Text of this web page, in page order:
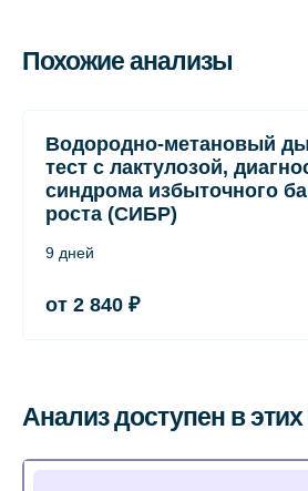
Похожие анализы
Водородно-метановый
тест с лактулозой,
синдрома избыточного
роста (СИБР)
9 дней
от 2 840 ₽
Анализ доступен в этих